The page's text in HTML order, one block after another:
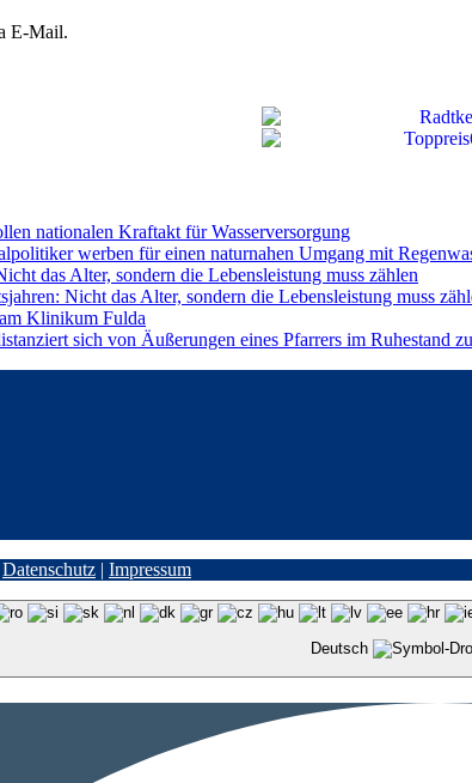
E-Mail.
nationalen Kraftakt für Wasserversorgung
werben für einen naturnahen Umgang mit
das Alter, sondern die Lebensleistung muss zählen
Nicht das Alter, sondern die Lebensleistung muss
Klinikum Fulda
sich von Äußerungen eines Pfarrers im Ruhestand
Datenschutz | Impressum
Deutsch